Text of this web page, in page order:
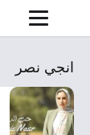
انجي نصر